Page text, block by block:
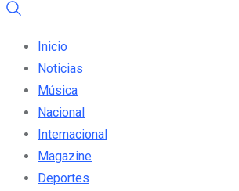
Inicio
Noticias
Música
Nacional
Internacional
Magazine
Deportes